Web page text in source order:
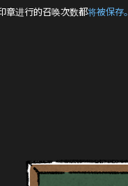
章进行的召唤次数都将被保存。